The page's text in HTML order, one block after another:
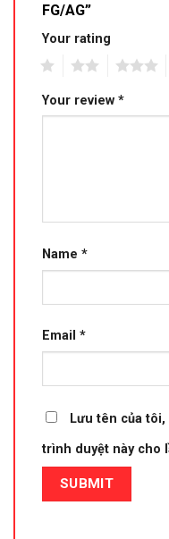
FG/AG”
Your rating
Your review *
Name *
Email *
Lưu tên của
trình duyệt này cho